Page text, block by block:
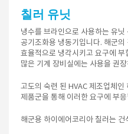
칠러 유닛
냉수를 브라인으로 사용하는 유
공기조화용 냉동기입니다. 해군
효율적으로 냉각시키고 요구에 부
많은 기계 장비실에는 사용을 권
고도의 숙련 된 HVAC 제조업체인
제품군을 통해 이러한 요구에 부
해군용 하이에어코리아 칠러는